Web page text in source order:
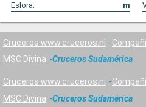
Eslora:
m
Cruceros www.cruceros.ni
MSC Divina
Cruceros Sudamérica
Cruceros www.cruceros.ni
MSC Divina
Cruceros Sudamérica